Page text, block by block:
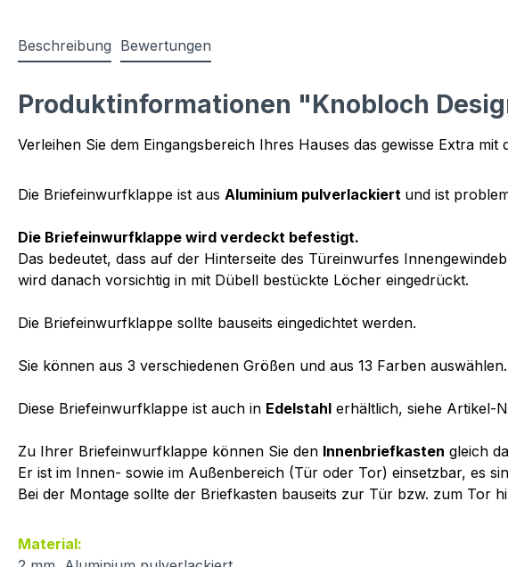
Beschreibung Bewertungen
Produktinformationen "Knobloch
Verleihen Sie dem Eingangsbereich Ihres Hauses das gewisse Extra
Die Briefeinwurfklappe ist aus Aluminium pulverlackiert und ist
Die Briefeinwurfklappe wird verdeckt befestigt.
Das bedeutet, dass auf der Hinterseite des Türeinwurfes
wird danach vorsichtig in mit Dübell bestückte Löcher eingedrückt.
Die Briefeinwurfklappe sollte bauseits eingedichtet werden.
Sie können aus 3 verschiedenen Größen und aus 13 Farben auswählen.
Diese Briefeinwurfklappe ist auch in Edelstahl erhältlich, siehe Artikel-
Zu Ihrer Briefeinwurfklappe können Sie den Innenbriefkasten gleich
Er ist im Innen- sowie im Außenbereich (Tür oder Tor) einsetzbar, es
Bei der Montage sollte der Briefkasten bauseits zur Tür bzw. zum Tor
Material: